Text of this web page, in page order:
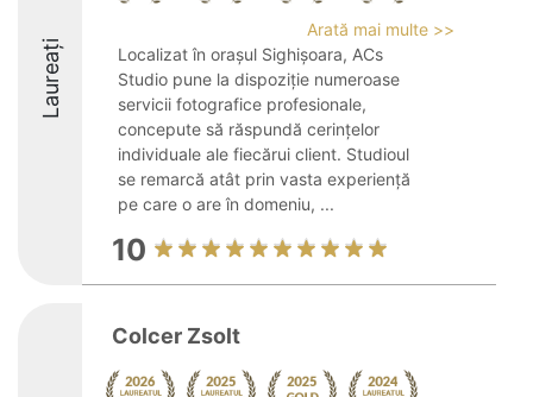
Laureați
Arată mai multe >>
Localizat în orașul Sighișoara, ACs
Studio pune la dispoziție numeroase
servicii fotografice profesionale,
concepute să răspundă cerințelor
individuale ale fiecărui client. Studioul
se remarcă atât prin vasta experiență
pe care o are în domeniu, ...
10
Colcer Zsolt